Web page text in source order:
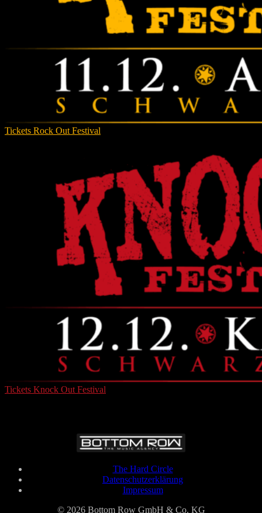
Tickets Rock Out Festival
Tickets Knock Out Festival
The Hard Circle
Datenschutzerklärung
Impressum
© 2026 Bottom Row GmbH & Co. KG